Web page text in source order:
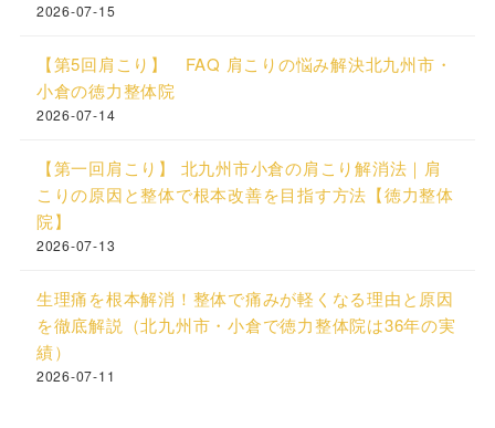
2026-07-15
【第5回肩こり】 FAQ 肩こりの悩み解決北九州市・
小倉の徳力整体院
2026-07-14
【第一回肩こり】 北九州市小倉の肩こり解消法｜肩
こりの原因と整体で根本改善を目指す方法【徳力整体
院】
2026-07-13
生理痛を根本解消！整体で痛みが軽くなる理由と原因
を徹底解説（北九州市・小倉で徳力整体院は36年の実
績）
2026-07-11